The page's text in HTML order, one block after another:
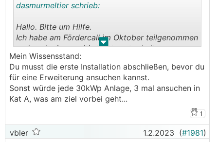
. .
dasmurmeltier schrieb:
Hallo. Bitte um Hilfe.
Ich habe am Fördercall im Oktober teilgenommen
und auch eine positive Antwort erhalten.
Mittlerweile ist mein Status auf "Vertrag
versendet".
Bei diesem Fördercall habe ich aber keine
Förderung für einen Speicher beantragt.
einen Speicher zu errichten. Leider gibt es bei
der OEMAG nur eine Speicherförderung MIT PV-
Mein Wissensstand:
Du musst die erste Installation abschließen, bevor du
für eine Erweiterung ansuchen kannst.
Sonst würde jede 30kWp Anlage, 3 mal ansuchen in
Kat A, was am ziel vorbei geht...
1
vbler 1.2.2023 (#1981)